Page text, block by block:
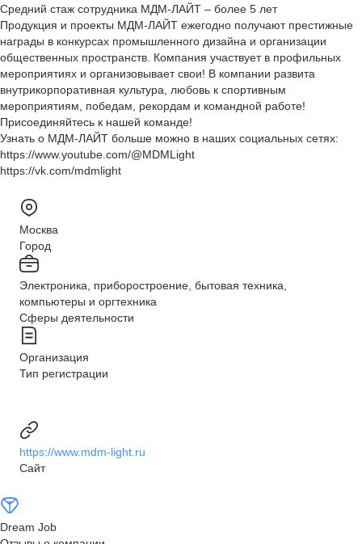
Средний стаж сотрудника МДМ-ЛАЙТ – более 5 лет
Продукция и проекты МДМ-ЛАЙТ ежегодно получают престижные
награды в конкурсах промышленного дизайна и организации
общественных пространств. Компания участвует в профильных
мероприятиях и организовывает свои! В компании развита
внутрикорпоративная культура, любовь к спортивным
мероприятиям, победам, рекордам и командной работе!
Присоединяйтесь к нашей команде!
Узнать о МДМ-ЛАЙТ больше можно в наших социальных сетях:
https://www.youtube.com/@MDMLight
https://vk.com/mdmlight
Москва
Город
Электроника, приборостроение, бытовая техника,
компьютеры и оргтехника
Сферы деятельности
Организация
Тип регистрации
https://www.mdm-light.ru
Сайт
Dream Job